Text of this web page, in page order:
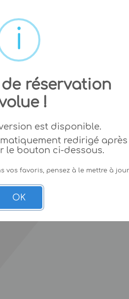
réservation
!
est disponible.
redirigé après
le bouton ci-dessous.
vos favoris, pensez à le mettre à
OK